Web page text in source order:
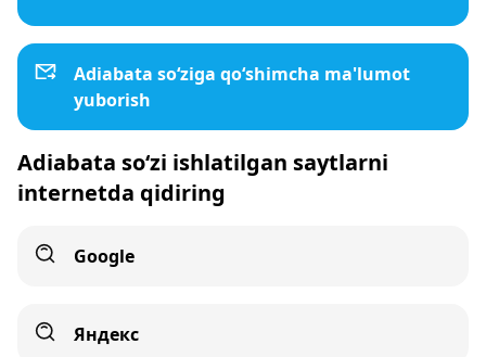
Adiabata so‘ziga qo‘shimcha ma'lumot
yuborish
Adiabata so‘zi ishlatilgan saytlarni
internetda qidiring
Google
Яндекс